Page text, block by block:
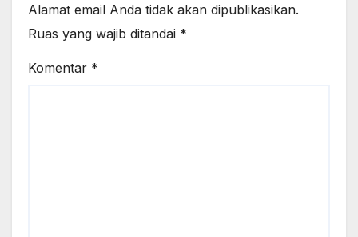
Alamat email Anda tidak akan dipublikasikan.
Ruas yang wajib ditandai *
Komentar *